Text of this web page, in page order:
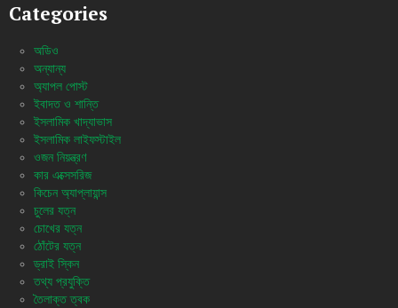
Categories
অডিও
অন্যান্য
অ্যাপল পোস্ট
ইবাদত ও শান্তি
ইসলামিক খাদ্যাভাস
ইসলামিক লাইফস্টাইল
ওজন নিয়ন্ত্রণ
কার এক্সেসরিজ
কিচেন অ্যাপ্লায়ান্স
চুলের যত্ন
চোখের যত্ন
ঠোঁটের যত্ন
ড্রাই স্কিন
তথ্য প্রযুক্তি
তৈলাক্ত ত্বক